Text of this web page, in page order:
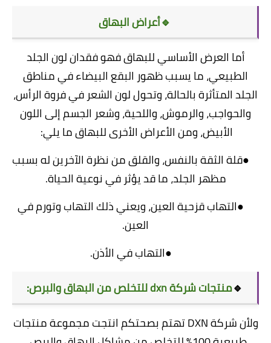
🔹أعراض البهاق
أما العرض الأساسي للبهاق فهو فقدان لون الجلد
الطبيعي، ما يسبب ظهور البقع البيضاء في مناطق
الجلد المتأثرة بالحالة، وتحول لون الشعر في فروة الرأس،
والحواجب، والرموش، واللحية، وشعر الجسم إلى اللون
الأبيض، ومن الأعراض الأخرى للبهاق ما يلي:
●قلة الثقة بالنفس، والقلق من نظرة الآخرين له بسبب
مظهر الجلد، ما قد يؤثر في نوعية الحياة.
●التهاب قزحية العين، ويعني ذلك التهاب وتورم في
العين.
●التهاب في الأذن.
🔹منتجات شركة dxn للتخلص من البهاق والبرص:
ولأن شركة DXN تهتم بصحتكم انتجت مجموعة منتجات